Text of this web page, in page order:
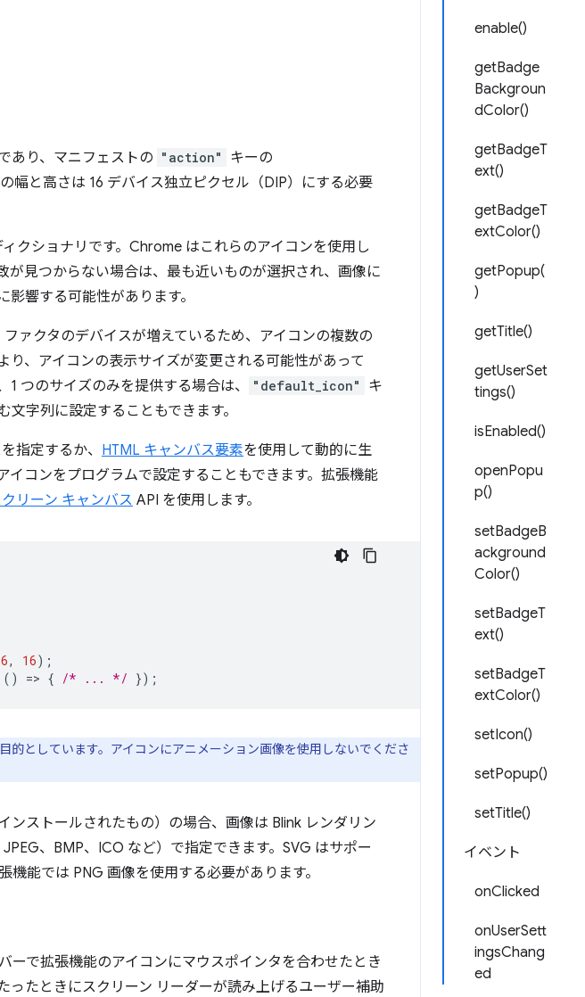
enable()
getBadge
Backgroun
dColor()
getBadgeT
ext()
getBadgeT
extColor()
getPopup(
)
getTitle()
getUserSet
tings()
isEnabled()
openPopu
p()
setBadgeB
ackground
Color()
setBadgeT
ext()
setBadgeT
extColor()
setIcon()
setPopup()
setTitle()
イベント
onClicked
onUserSett
ingsChang
ed
あり、マニフェストの "action" キーの
幅と高さは 16 デバイス独立ピクセル（DIP）にする必要
クショナリです。Chrome はこれらのアイコンを使用し
が見つからない場合は、最も近いものが選択され、画像に
響する可能性があります。
ァクタのデバイスが増えているため、アイコンの複数の
、アイコンの表示サイズが変更される可能性があって
つのサイズのみを提供する場合は、
"default_icon"
キ
字列に設定することもできます。
指定するか、 HTML キャンバス要素を使用して動的に生
コンをプログラムで設定することもできます。拡張機能
リーン キャンバス API を使用します。
, 16);
() => { /* ... */ });
的としています。アイコンにアニメーション画像を使用しないでくださ
ストールされたもの）の場合、画像は Blink レンダリン
、BMP、ICO など）で指定できます。SVG はサポー
能では PNG 画像を使用する必要があります。
ーで拡張機能のアイコンにマウスポインタを合わせたとき
ったときにスクリーン リーダーが読み上げるユーザー補助